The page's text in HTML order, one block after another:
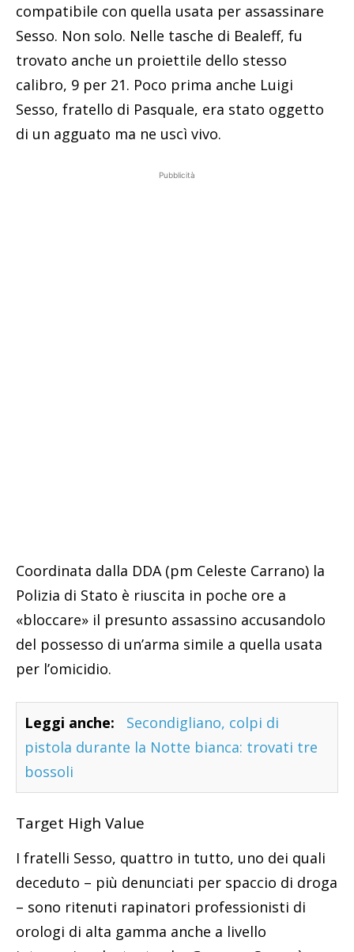
compatibile con quella usata per assassinare
Sesso. Non solo. Nelle tasche di Bealeff, fu
trovato anche un proiettile dello stesso
calibro, 9 per 21. Poco prima anche Luigi
Sesso, fratello di Pasquale, era stato oggetto
di un agguato ma ne uscì vivo.
Pubblicità
Coordinata dalla DDA (pm Celeste Carrano) la
Polizia di Stato è riuscita in poche ore a
«bloccare» il presunto assassino accusandolo
del possesso di un’arma simile a quella usata
per l’omicidio.
Leggi anche:
Secondigliano, colpi di
pistola durante la Notte bianca: trovati tre
bossoli
Target High Value
I fratelli Sesso, quattro in tutto, uno dei quali
deceduto – più denunciati per spaccio di droga
– sono ritenuti rapinatori professionisti di
orologi di alta gamma anche a livello